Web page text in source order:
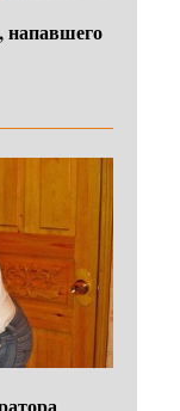
напавшего